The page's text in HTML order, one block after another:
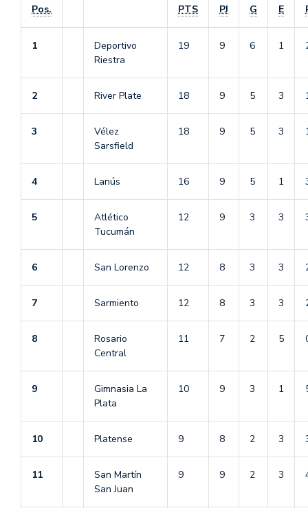
Pos. PTS PJ G E
1
Deportivo
Riestra
19 9 6 1
2 River Plate 18 9 5 3
3
Vélez
Sarsfield
18 9 5 3
4 Lanús 16 9 5 1
5
Atlético
Tucumán
12 9 3 3
6 San Lorenzo 12 8 3 3
7 Sarmiento 12 8 3 3
8
Rosario
Central
11 7 2 5
9
Gimnasia La
Plata
10 9 3 1
10 Platense 9 8 2 3
11
San Martín
San Juan
9 9 2 3